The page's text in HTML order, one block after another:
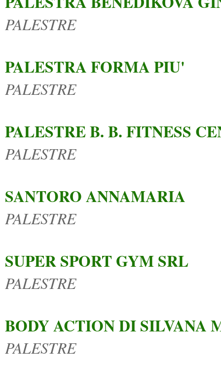
PALESTRE
PALESTRA FORMA PIU'
PALESTRE
PALESTRE B. B. FITNESS
PALESTRE
SANTORO ANNAMARIA
PALESTRE
SUPER SPORT GYM SRL
PALESTRE
BODY ACTION DI SILVANA
PALESTRE